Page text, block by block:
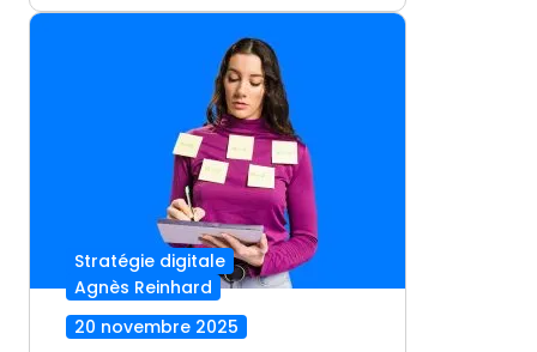
Stratégie digitale
Agnès Reinhard
20 novembre 2025